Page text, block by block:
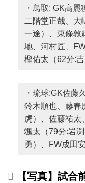
・鳥取: GK高麗
二階堂正哉、大
一途）、東條敦
地、河村匠、
樫佑太（62分:吉
・琉球:GK佐藤
鈴木順也、藤春
虎）、佐藤祐太
颯太（79分:岩
勇）、FW成田
【写真】試合